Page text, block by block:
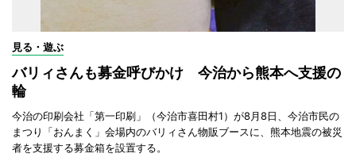
見る・遊ぶ
バリィさんも募金呼びかけ 今治から熊本へ支援の
輪
今治の印刷会社「第一印刷」（今治市喜田村1）が8月8日、今治市民の
まつり「おんまく」会場内のバリィさん物販ブースに、熊本地震の被災
者を支援する募金箱を設置する。